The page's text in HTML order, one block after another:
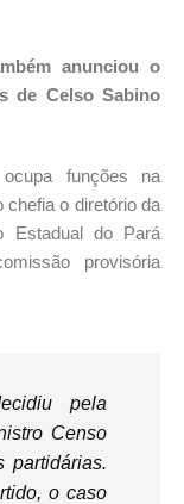
anunciou o
de Celso Sabino
funções na
chefia o diretório da
Estadual do Pará
provisória
pela
Censo
partidárias.
o caso